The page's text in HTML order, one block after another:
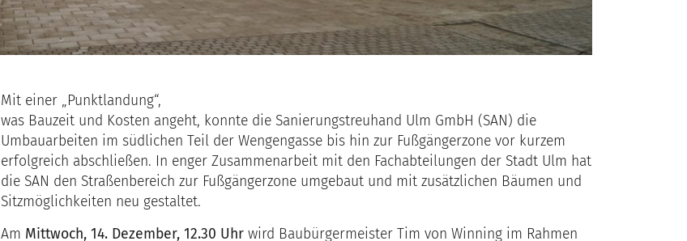
Mit einer „Punktlandung“,
was Bauzeit und Kosten angeht, konnte die Sanierungstreuhand Ulm GmbH (SAN) die
Umbauarbeiten im südlichen Teil der Wengengasse bis hin zur Fußgängerzone vor kurzem
erfolgreich abschließen. In enger Zusammenarbeit mit den Fachabteilungen der Stadt Ulm hat
die SAN den Straßenbereich zur Fußgängerzone umgebaut und mit zusätzlichen Bäumen und
Sitzmöglichkeiten neu gestaltet.
Am Mittwoch, 14. Dezember, 12.30 Uhr wird Baubürgermeister Tim von Winning im Rahmen